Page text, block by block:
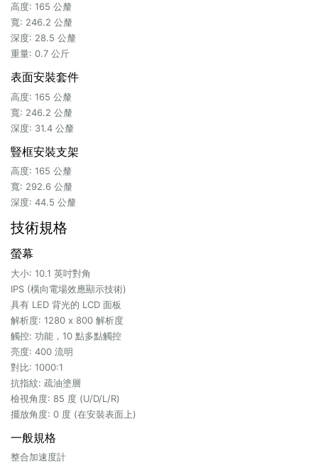
高度: 165 公釐
寬: 246.2 公釐
深度: 28.5 公釐
重量: 0.7 公斤
表面安裝套件
高度: 165 公釐
寬: 246.2 公釐
深度: 31.4 公釐
豎框安裝支架
高度: 165 公釐
寬: 292.6 公釐
深度: 44.5 公釐
技術規格
螢幕
大小: 10.1 英吋對角
IPS (橫向電場效應顯示技術)
具有 LED 背光的 LCD 面板
解析度: 1280 x 800 解析度
觸控: 功能，10 點多點觸控
亮度: 400 流明
對比: 1000:1
抗指紋: 疏油塗層
檢視角度: 85 度 (U/D/L/R)
擺放角度: 0 度 (在安裝表面上)
一般規格
整合加速度計